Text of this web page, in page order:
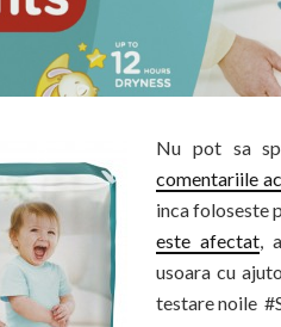
Nu pot sa
comentariile
inca foloseste
este afectat,
usoara cu
testare noile